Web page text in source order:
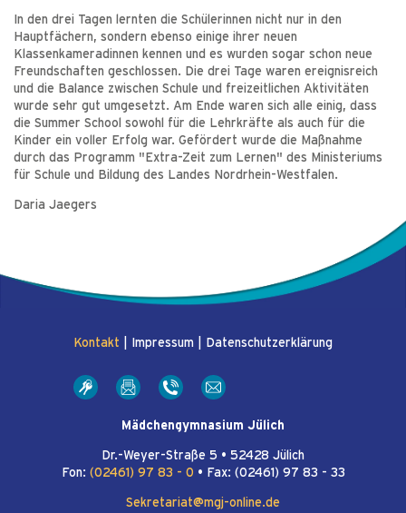
In den drei Tagen lernten die Schülerinnen nicht nur in den
Hauptfächern, sondern ebenso einige ihrer neuen
Klassenkameradinnen kennen und es wurden sogar schon neue
Freundschaften geschlossen. Die drei Tage waren ereignisreich
und die Balance zwischen Schule und freizeitlichen Aktivitäten
wurde sehr gut umgesetzt. Am Ende waren sich alle einig, dass
die Summer School sowohl für die Lehrkräfte als auch für die
Kinder ein voller Erfolg war. Gefördert wurde die Maßnahme
durch das Programm "Extra-Zeit zum Lernen" des Ministeriums
für Schule und Bildung des Landes Nordrhein-Westfalen.
Daria Jaegers
Kontakt Impressum Datenschutzerklärung
Mädchengymnasium Jülich
Dr.-Weyer-Straße 5 • 52428 Jülich
Fon: (02461) 97 83 - 0 • Fax: (02461) 97 83 - 33
Sekretariat@mgj-online.de